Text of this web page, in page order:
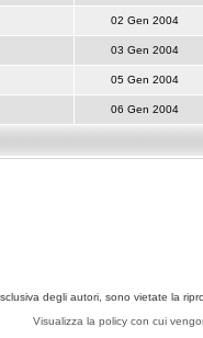
02 Gen 2004
03 Gen 2004
05 Gen 2004
06 Gen 2004
degli autori, sono vietate la
Visualizza la policy con cui